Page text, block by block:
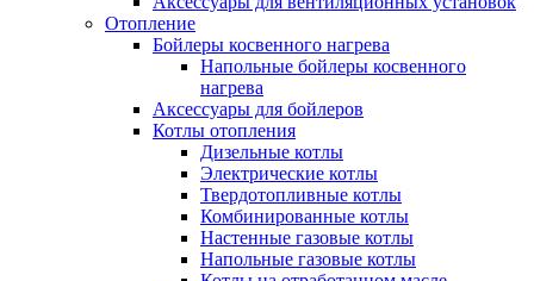
Отопление
Бойлеры косвенного нагрева
Напольные бойлеры косвенного
нагрева
Аксессуары для бойлеров
Котлы отопления
Дизельные котлы
Электрические котлы
Твердотопливные котлы
Комбинированные котлы
Настенные газовые котлы
Напольные газовые котлы